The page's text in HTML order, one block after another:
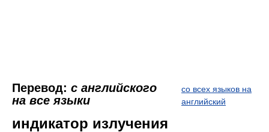
Перевод: с английского
на все языки
со всех языков на
английский
индикатор излучения